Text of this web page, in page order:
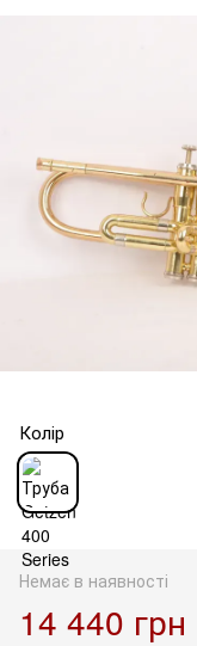
Колір
Немає в наявності
14 440 грн